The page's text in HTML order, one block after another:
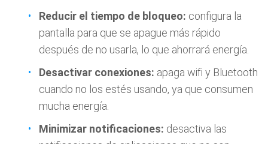
Reducir el tiempo de bloqueo: configura la
pantalla para que se apague más rápido
después de no usarla, lo que ahorrará energía.
Desactivar conexiones: apaga wifi y Bluetooth
cuando no los estés usando, ya que consumen
mucha energía.
Minimizar notificaciones: desactiva las